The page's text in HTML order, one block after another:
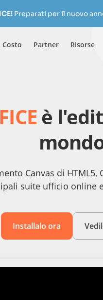
Preparati per il nuovo
Costo Partner Risorse
è
Canvas di HTML5,
suite ufficio online
Installalo ora